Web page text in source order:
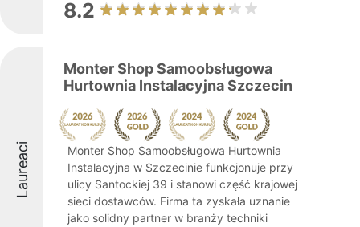
8.2
Laureaci
Monter Shop Samoobsługowa
Hurtownia Instalacyjna Szczecin
Monter Shop Samoobsługowa Hurtownia
Instalacyjna w Szczecinie funkcjonuje przy
ulicy Santockiej 39 i stanowi część krajowej
sieci dostawców. Firma ta zyskała uznanie
jako solidny partner w branży techniki